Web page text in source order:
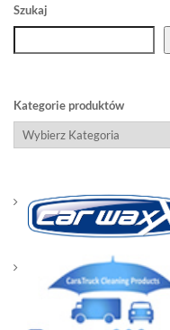
Szukaj
Kategorie produktów